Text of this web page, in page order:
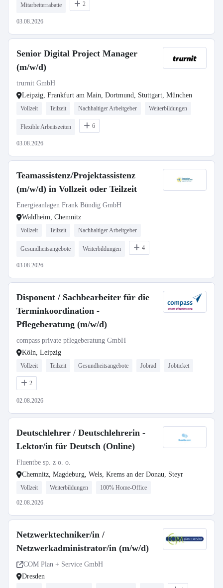
Mitarbeiterrabatte 2
03.08.2026
Senior Digital Project Manager
(m/w/d)
trurnit GmbH
Leipzig, Frankfurt am Main, Dortmund, Stuttgart, München
Vollzeit Teilzeit Nachhaltiger Arbeitgeber Weiterbildungen
Flexible Arbeitszeiten 6
03.08.2026
Teamassistenz/Projektassistenz
(m/w/d) in Vollzeit oder Teilzeit
Energieanlagen Frank Bündig GmbH
Waldheim, Chemnitz
Vollzeit Teilzeit Nachhaltiger Arbeitgeber
Gesundheitsangebote Weiterbildungen 4
03.08.2026
Disponent / Sachbearbeiter für die
Terminkoordination -
Pflegeberatung (m/w/d)
compass private pflegeberatung GmbH
Köln, Leipzig
Vollzeit Teilzeit Gesundheitsangebote Jobrad Jobticket
2
02.08.2026
Deutschlehrer / Deutschlehrerin -
Lektor/in für Deutsch (Online)
Fluentbe sp. z o. o.
Chemnitz, Magdeburg, Wels, Krems an der Donau, Steyr
Vollzeit Weiterbildungen 100% Home-Office
02.08.2026
Netzwerktechniker/in /
Netzwerkadministrator/in (m/w/d)
COM Plan + Service GmbH
Dresden